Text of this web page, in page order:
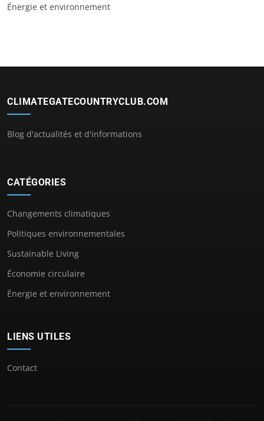
Énergie et environnement
CLIMATEGATECOUNTRYCLUB.COM
Blog d'actualités et d'informations
CATÉGORIES
Changements climatiques
Politiques environnementales
Sustainable Living
Économie circulaire
Énergie et environnement
LIENS UTILES
Contact